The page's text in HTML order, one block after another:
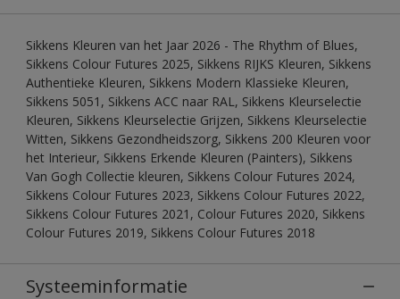
Sikkens Kleuren van het Jaar 2026 - The Rhythm of Blues,
Sikkens Colour Futures 2025, Sikkens RIJKS Kleuren, Sikkens
Authentieke Kleuren, Sikkens Modern Klassieke Kleuren,
Sikkens 5051, Sikkens ACC naar RAL, Sikkens Kleurselectie
Kleuren, Sikkens Kleurselectie Grijzen, Sikkens Kleurselectie
Witten, Sikkens Gezondheidszorg, Sikkens 200 Kleuren voor
het Interieur, Sikkens Erkende Kleuren (Painters), Sikkens
Van Gogh Collectie kleuren, Sikkens Colour Futures 2024,
Sikkens Colour Futures 2023, Sikkens Colour Futures 2022,
Sikkens Colour Futures 2021, Colour Futures 2020, Sikkens
Colour Futures 2019, Sikkens Colour Futures 2018
Systeeminformatie